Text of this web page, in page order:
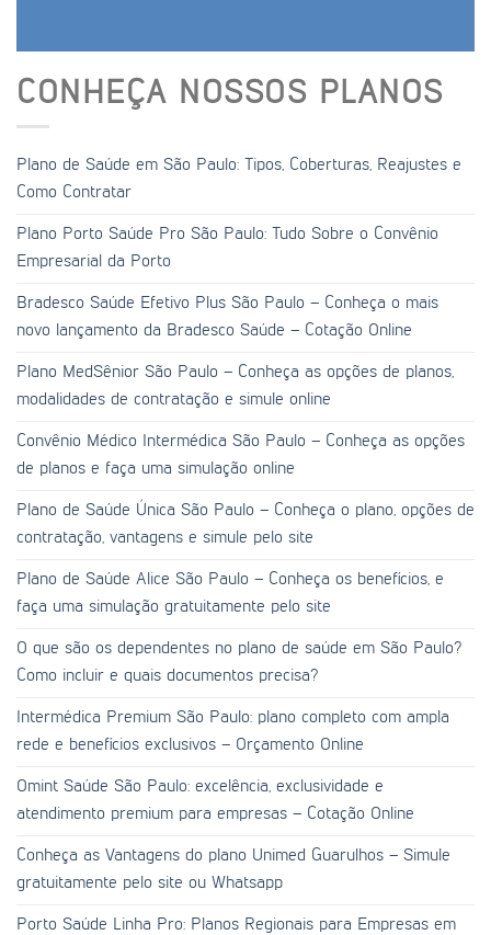
CONHEÇA NOSSOS PLANOS
Plano de Saúde em São Paulo: Tipos, Coberturas, Reajustes e
Como Contratar
Plano Porto Saúde Pro São Paulo: Tudo Sobre o Convênio
Empresarial da Porto
Bradesco Saúde Efetivo Plus São Paulo – Conheça o mais
novo lançamento da Bradesco Saúde – Cotação Online
Plano MedSênior São Paulo – Conheça as opções de planos,
modalidades de contratação e simule online
Convênio Médico Intermédica São Paulo – Conheça as opções
de planos e faça uma simulação online
Plano de Saúde Única São Paulo – Conheça o plano, opções de
contratação, vantagens e simule pelo site
Plano de Saúde Alice São Paulo – Conheça os benefícios, e
faça uma simulação gratuitamente pelo site
O que são os dependentes no plano de saúde em São Paulo?
Como incluir e quais documentos precisa?
Intermédica Premium São Paulo: plano completo com ampla
rede e benefícios exclusivos – Orçamento Online
Omint Saúde São Paulo: excelência, exclusividade e
atendimento premium para empresas – Cotação Online
Conheça as Vantagens do plano Unimed Guarulhos – Simule
gratuitamente pelo site ou Whatsapp
Porto Saúde Linha Pro: Planos Regionais para Empresas em